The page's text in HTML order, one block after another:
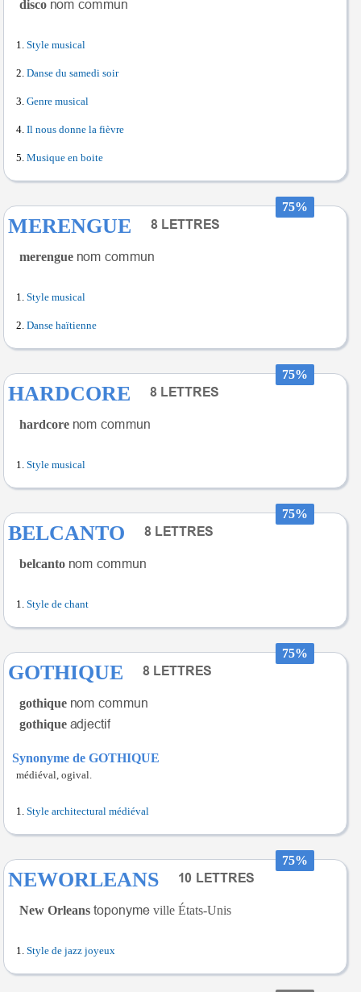
disco
Style musical
Danse du samedi soir
Genre musical
Il nous donne la fièvre
Musique en boite
75%
MERENGUE
merengue
Style musical
Danse haïtienne
75%
HARDCORE
hardcore
Style musical
75%
BELCANTO
belcanto
Style de chant
75%
GOTHIQUE
gothique
gothique
Synonyme de GOTHIQUE
médiéval, ogival.
Style architectural médiéval
75%
NEWORLEANS
New Orleans ville États-Unis
Style de jazz joyeux